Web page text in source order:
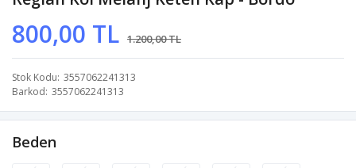
800,00 TL 1.200,00 TL
Stok Kodu 3557062241313
Barkod 3557062241313
Beden